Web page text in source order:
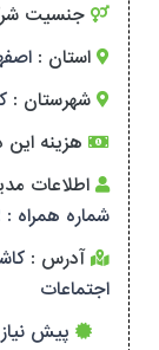
جنسیت
استان :
شهرستان :
هزینه این
اطلاعات
شماره همراه :
آدرس :
اجتماعات
پیش